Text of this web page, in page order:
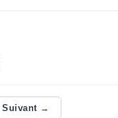
Suivant →